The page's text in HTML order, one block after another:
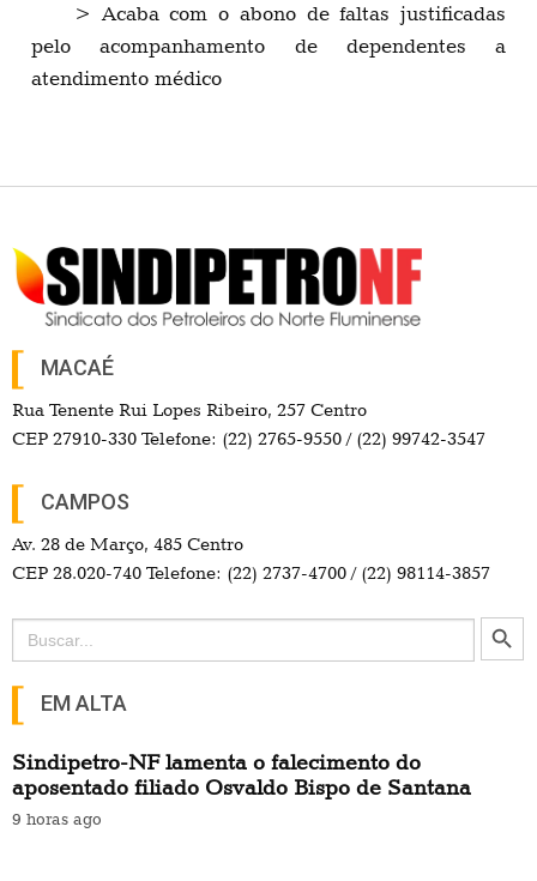
> Acaba com o abono de faltas justificadas
pelo acompanhamento de dependentes a
atendimento médico
MACAÉ
Rua Tenente Rui Lopes Ribeiro, 257 Centro
CEP 27910-330 Telefone: (22) 2765-9550 / (22) 99742-3547
CAMPOS
Av. 28 de Março, 485 Centro
CEP 28.020-740 Telefone: (22) 2737-4700 / (22) 98114-3857
Search
for:
Search Button
EM ALTA
Sindipetro-NF lamenta o falecimento do
aposentado filiado Osvaldo Bispo de Santana
9 horas ago